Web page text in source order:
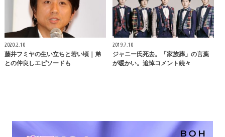
2020.2.10
藤井フミヤの生い立ちと若い頃｜弟
との仲良しエピソードも
2019.7.10
ジャニー氏死去。「家族葬」の言葉
が暖かい。追悼コメント続々